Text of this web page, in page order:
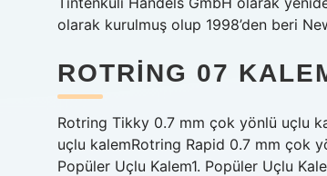
olarak kurulmuş olup 1998’den beri
ROTRING 07
Rotring Tikky 0.7 mm çok yönlü uçlu
uçlu kalemRotring Rapid 0.7 mm çok
Popüler Uçlu Kalem1. Popüler Uçlu